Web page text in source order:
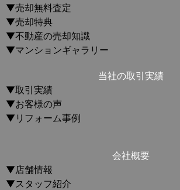
▼売却無料査定
▼売却特典
▼不動産の売却知識
▼マンションギャラリー
当社の取引実績
▼取引実績
▼お客様の声
▼リフォーム事例
会社概要
▼店舗情報
▼スタッフ紹介